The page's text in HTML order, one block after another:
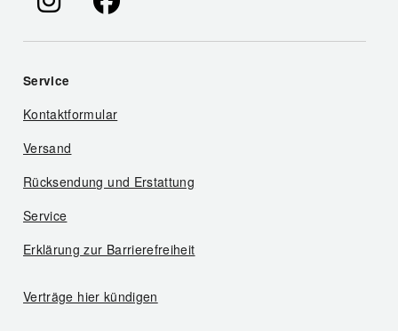
Service
Kontaktformular
Versand
Rücksendung und Erstattung
Service
Erklärung zur Barrierefreiheit
Verträge hier kündigen